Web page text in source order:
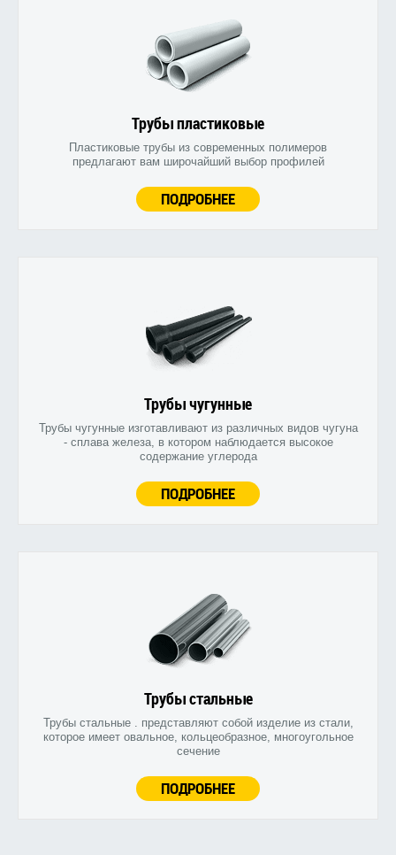
Трубы пластиковые
Пластиковые трубы из современных полимеров
предлагают вам широчайший выбор профилей
ПОДРОБНЕЕ
Трубы чугунные
Трубы чугунные изготавливают из различных видов чугуна
- сплава железа, в котором наблюдается высокое
содержание углерода
ПОДРОБНЕЕ
Трубы стальные
Трубы стальные . представляют собой изделие из стали,
которое имеет овальное, кольцеобразное, многоугольное
сечение
ПОДРОБНЕЕ